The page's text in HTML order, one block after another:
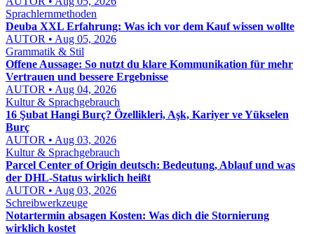
Sprachlernmethoden
Deuba XXL Erfahrung: Was ich vor dem Kauf wissen wollte
AUTOR • Aug 05, 2026
Grammatik & Stil
Offene Aussage: So nutzt du klare Kommunikation für mehr
Vertrauen und bessere Ergebnisse
AUTOR • Aug 04, 2026
Kultur & Sprachgebrauch
16 Şubat Hangi Burç? Özellikleri, Aşk, Kariyer ve Yükselen
Burç
AUTOR • Aug 03, 2026
Kultur & Sprachgebrauch
Parcel Center of Origin deutsch: Bedeutung, Ablauf und was
der DHL-Status wirklich heißt
AUTOR • Aug 03, 2026
Schreibwerkzeuge
Notartermin absagen Kosten: Was dich die Stornierung
wirklich kostet